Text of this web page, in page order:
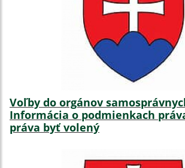
Voľby do orgánov
Informácia o podmienkach
práva byť volený